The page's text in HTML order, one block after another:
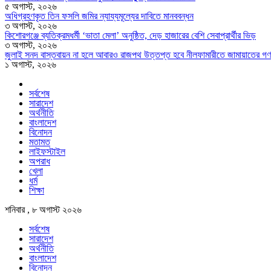
৫ অগাস্ট, ২০২৬
অধিগ্রহণকৃত তিন ফসলি জমির ন্যায্যমূল্যের দাবিতে মানববন্ধন
৩ অগাস্ট, ২০২৬
কিশোরগঞ্জে ব্যতিক্রমধর্মী ‘ভাতা মেলা’ অনুষ্ঠিত, দেড় হাজারের বেশি সেবাপ্রার্থীর ভিড়
৩ অগাস্ট, ২০২৬
জুলাই সনদ বাস্তবায়ন না হলে আবারও রাজপথ উত্তপ্ত হবে নীলফামারীতে জামায়াতের
১ অগাস্ট, ২০২৬
সর্বশেষ
সারাদেশ
অর্থনীতি
বাংলাদেশ
বিনোদন
মতামত
লাইফস্টাইল
অপরাধ
খেলা
ধর্ম
শিক্ষা
শনিবার , ৮ অগাস্ট ২০২৬
সর্বশেষ
সারাদেশ
অর্থনীতি
বাংলাদেশ
বিনোদন